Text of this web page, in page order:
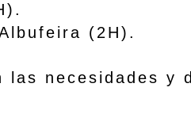
(2H).
necesidades y